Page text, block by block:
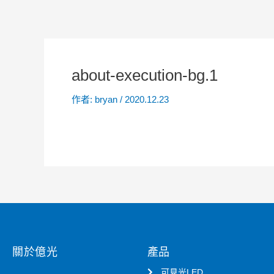
about-execution-bg.1
作者: bryan / 2020.12.23
關於億光 產品